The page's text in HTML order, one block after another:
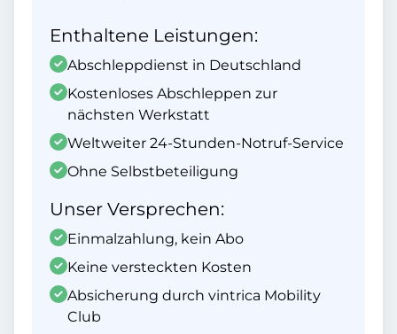
Enthaltene Leistungen:
Abschleppdienst in Deutschland
Kostenloses Abschleppen zur
nächsten Werkstatt
Weltweiter 24-Stunden-Notruf-Service
Ohne Selbstbeteiligung
Unser Versprechen:
Einmalzahlung, kein Abo
Keine versteckten Kosten
Absicherung durch vintrica Mobility
Club